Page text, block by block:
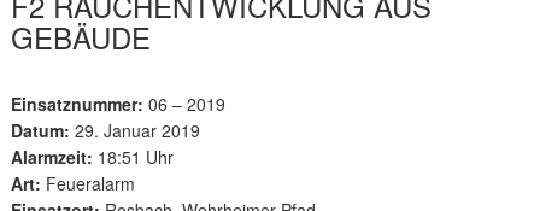
GEBÄUDE
Einsatznummer: 06 – 2019
Datum: 29. Januar 2019
Alarmzeit: 18:51 Uhr
Art: Feueralarm